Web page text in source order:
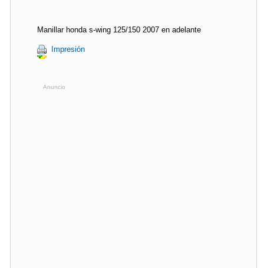
Manillar honda s-wing 125/150 2007 en adelante
Impresión
Anuncio